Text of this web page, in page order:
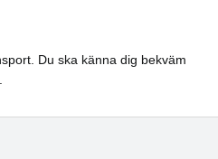
Du ska känna dig bekväm